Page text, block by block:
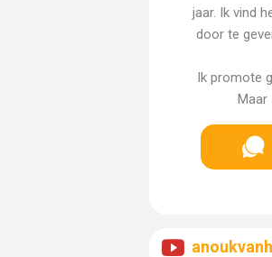
jaar. Ik vind
door te
Ik promote
Maar